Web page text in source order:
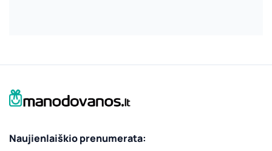
Naujienlaiškio prenumerata: